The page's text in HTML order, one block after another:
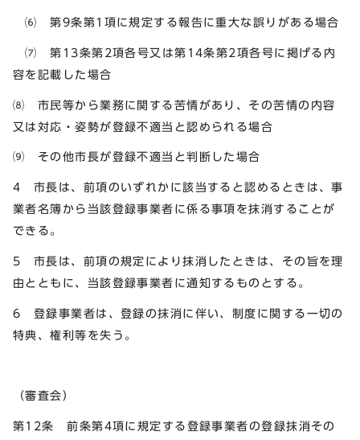
⑹ 第9条第1項に規定する報告に重大な誤りがある場合
⑺ 第13条第2項各号又は第14条第2項各号に掲げる内
容を記載した場合
⑻ 市民等から業務に関する苦情があり、その苦情の内容
又は対応・姿勢が登録不適当と認められる場合
⑼ その他市長が登録不適当と判断した場合
4 市長は、前項のいずれかに該当すると認めるときは、事
業者名簿から当該登録事業者に係る事項を抹消することが
できる。
5 市長は、前項の規定により抹消したときは、その旨を理
由とともに、当該登録事業者に通知するものとする。
6 登録事業者は、登録の抹消に伴い、制度に関する一切の
特典、権利等を失う。
（審査会）
第12条 前条第4項に規定する登録事業者の登録抹消その